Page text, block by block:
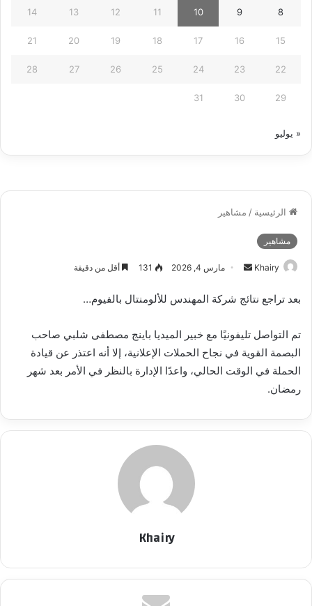
8
9
10
11
12
13
14
15
16
17
18
19
20
21
22
23
24
25
26
27
28
29
30
31
« يوليو